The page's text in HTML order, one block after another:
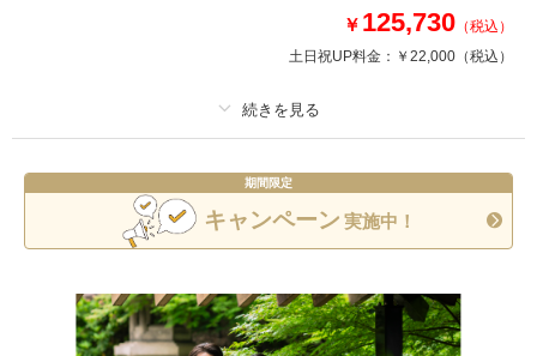
このプランで撮影可能な撮影レポート
撮影場所：三溪園
相談予約する
来店・オンライン
撮影日の空き
を確認する
￥ 125,730 （税込）
土日祝UP料金： ￥22,000 （税込）
撮影料 新婦衣装1着 新郎衣装1着
ヘアメイク
衣装追加 会食 挙式
家族と撮影 家族用衣装レンタル ペットと撮影
期間限定
キャンペーン 実施中！